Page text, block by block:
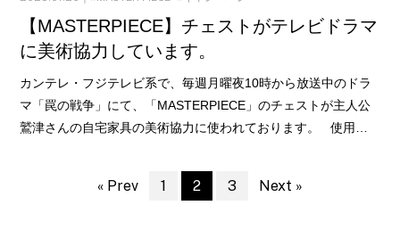
【MASTERPIECE】チェストがテレビドラマ
に美術協力しています。
カンテレ・フジテレビ系で、毎週月曜夜10時から放送中のドラ
マ「罠の戦争」にて、「MASTERPIECE」のチェストが主人公
鷲津さんの自宅家具の美術協力に使われております。 使用…
« Prev 1 2 3 Next »